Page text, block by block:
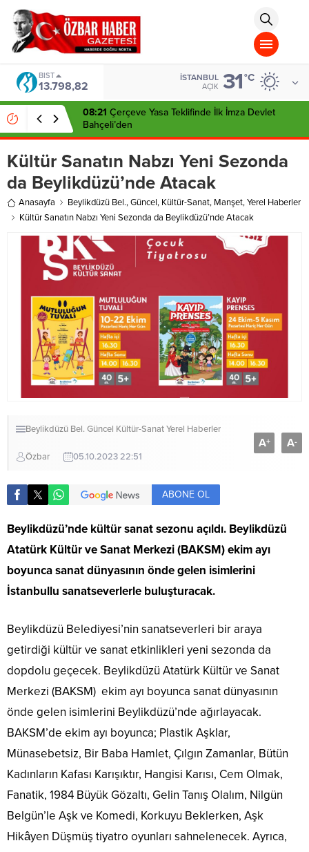
islami
chat
omegla
türk
sohbet
cinsel
sohbet
dini
chat
BIST
13.798,82
İSTANBUL
AÇIK 31°C
08:21 Çerçeve Yasa Teklifinde İlk İmza Devlet
Bahçeli’den
Kültür Sanatın Nabzı Yeni Sezonda
da Beylikdüzü’nde Atacak
Anasayfa Beylikdüzü Bel.,Güncel, Kültür-Sanat, Manşet,Yerel Haberler
Kültür Sanatın Nabzı Yeni Sezonda da Beylikdüzü’nde Atacak
Beylikdüzü Bel. Güncel Kültür-SanatYerel Haberler
Özbar 05.10.2023 22:51
A+ A-
ABONE OL
Beylikdüzü’nde kültür sanat sezonu açıldı. Beylikdüzü
Atatürk Kültür ve Sanat Merkezi (BAKSM) ekim ayı
boyunca sanat dünyasının önde gelen isimlerini
İstanbullu sanatseverlerle buluşturacak.
Beylikdüzü Belediyesi’nin sanatseverleri bir araya
getirdiği kültür ve sanat etkinlikleri yeni sezonda da
dopdolu geçecek. Beylikdüzü Atatürk Kültür ve Sanat
Merkezi (BAKSM) ekim ayı boyunca sanat dünyasının
önde gelen isimlerini Beylikdüzü’nde ağırlayacak.
BAKSM’de ekim ayı boyunca; Plastik Aşklar,
Münasebetsiz, Bir Baba Hamlet, Çılgın Zamanlar, Bütün
Kadınların Kafası Karışıktır, Hangisi Karısı, Cem Olmak,
Fanatik, 1984 Büyük Gözaltı, Gelin Tanış Olalım, Nilgün
Belgün’le Aşk ve Komedi, Korkuyu Beklerken, Aşk
Hikâyen Düşmüş tiyatro oyunları sahnelenecek. Ayrıca,